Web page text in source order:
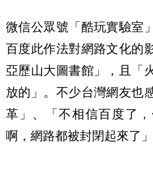
微信公眾號「酷玩實驗室
百度此作法對網路文化的
亞歷山大圖書館」，且「
放的」。不少台灣網友也
革」、「不相信百度了
啊，網路都被封閉起來了」